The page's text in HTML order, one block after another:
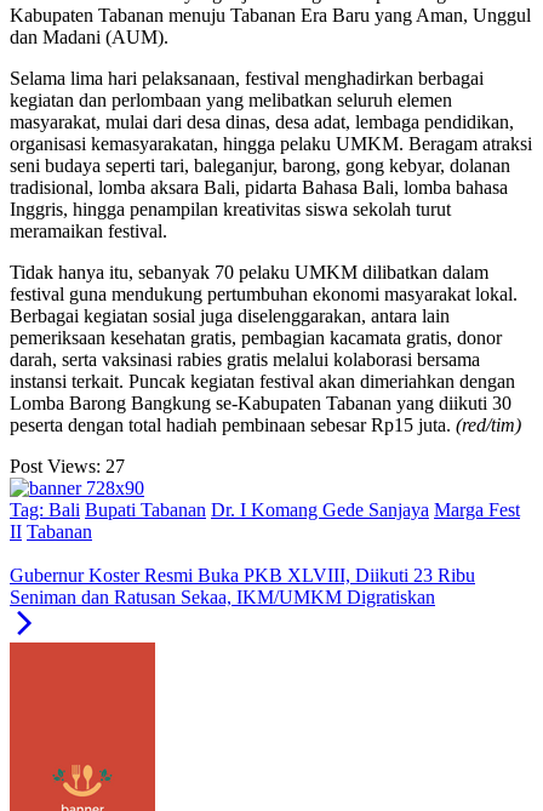
Kabupaten Tabanan menuju Tabanan Era Baru yang Aman, Unggul
dan Madani (AUM).
Selama lima hari pelaksanaan, festival menghadirkan berbagai
kegiatan dan perlombaan yang melibatkan seluruh elemen
masyarakat, mulai dari desa dinas, desa adat, lembaga pendidikan,
organisasi kemasyarakatan, hingga pelaku UMKM. Beragam atraksi
seni budaya seperti tari, baleganjur, barong, gong kebyar, dolanan
tradisional, lomba aksara Bali, pidarta Bahasa Bali, lomba bahasa
Inggris, hingga penampilan kreativitas siswa sekolah turut
meramaikan festival.
Tidak hanya itu, sebanyak 70 pelaku UMKM dilibatkan dalam
festival guna mendukung pertumbuhan ekonomi masyarakat lokal.
Berbagai kegiatan sosial juga diselenggarakan, antara lain
pemeriksaan kesehatan gratis, pembagian kacamata gratis, donor
darah, serta vaksinasi rabies gratis melalui kolaborasi bersama
instansi terkait. Puncak kegiatan festival akan dimeriahkan dengan
Lomba Barong Bangkung se-Kabupaten Tabanan yang diikuti 30
peserta dengan total hadiah pembinaan sebesar Rp15 juta. (red/tim)
Post Views: 27
Tag: Bali Bupati Tabanan Dr. I Komang Gede Sanjaya Marga Fest
II Tabanan
Gubernur Koster Resmi Buka PKB XLVIII, Diikuti 23 Ribu
Seniman dan Ratusan Sekaa, IKM/UMKM Digratiskan